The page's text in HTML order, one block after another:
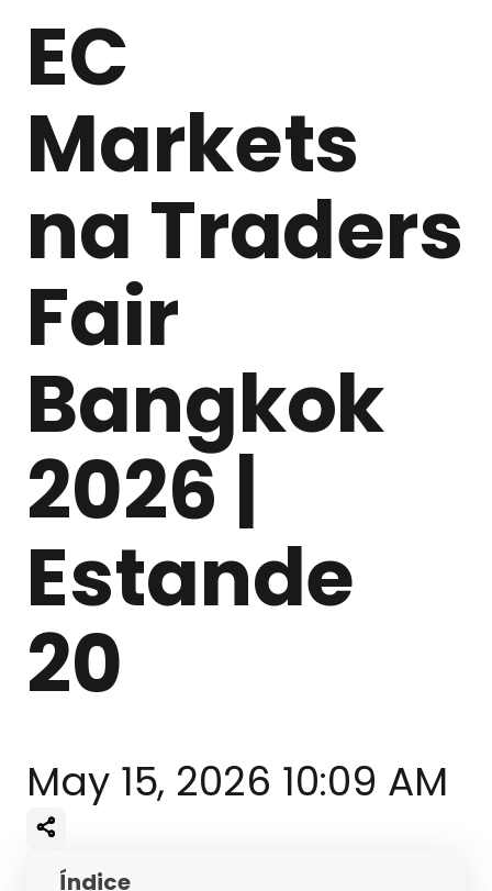
EC
Markets
na Traders
Fair
Bangkok
2026 |
Estande
20
May 15, 2026 10:09 AM
Índice